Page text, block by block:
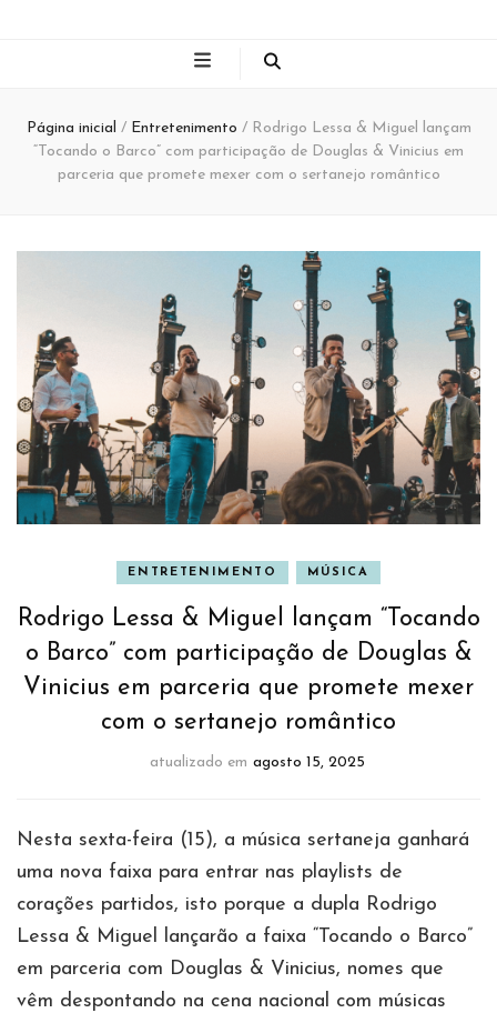
Página inicial / Entretenimento / Rodrigo Lessa & Miguel lançam
“Tocando o Barco” com participação de Douglas & Vinicius em
parceria que promete mexer com o sertanejo romântico
ENTRETENIMENTO MÚSICA
Rodrigo Lessa & Miguel lançam “Tocando
o Barco” com participação de Douglas &
Vinicius em parceria que promete mexer
com o sertanejo romântico
atualizado em agosto 15, 2025
Nesta sexta-feira (15), a música sertaneja ganhará
uma nova faixa para entrar nas playlists de
corações partidos, isto porque a dupla Rodrigo
Lessa & Miguel lançarão a faixa “Tocando o Barco”
em parceria com Douglas & Vinicius, nomes que
vêm despontando na cena nacional com músicas